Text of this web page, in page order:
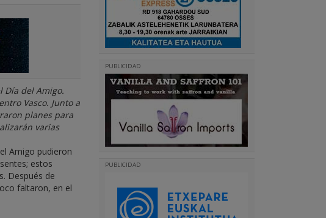
Día del Amigo.
Vasco. Junto a
planes para
varias
Amigo pudieron
estos
Después de
faltaron, en el
PUBLICIDAD
PUBLICIDAD